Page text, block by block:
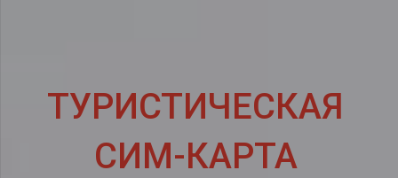
ТУРИСТИЧЕСКАЯ
СИМ-КАРТА